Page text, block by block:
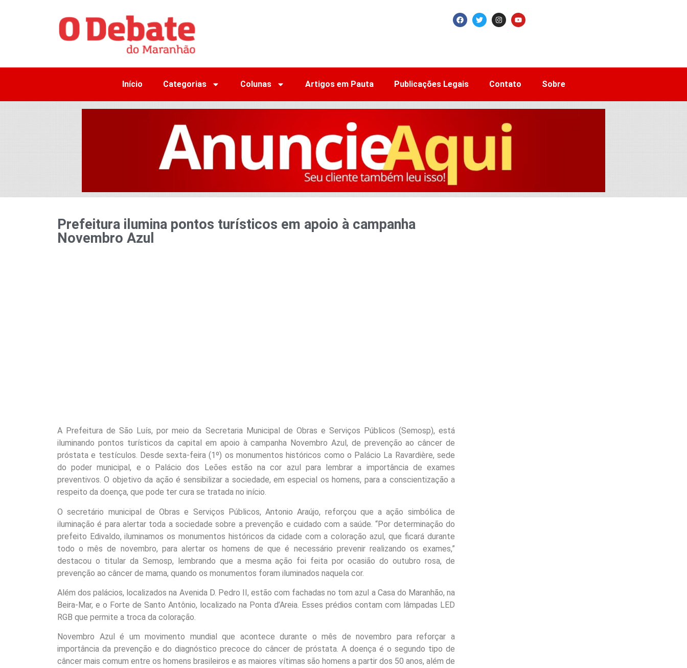
Início Categorias Colunas Artigos em Pauta Publicações Legais Contato Sobre
Prefeitura ilumina pontos turísticos em apoio à campanha
Novembro Azul
A Prefeitura de São Luís, por meio da Secretaria Municipal de Obras e Serviços Públicos (Semosp), está
iluminando pontos turísticos da capital em apoio à campanha Novembro Azul, de prevenção ao câncer de
próstata e testículos. Desde sexta-feira (1º) os monumentos históricos como o Palácio La Ravardière, sede
do poder municipal, e o Palácio dos Leões estão na cor azul para lembrar a importância de exames
preventivos. O objetivo da ação é sensibilizar a sociedade, em especial os homens, para a conscientização a
respeito da doença, que pode ter cura se tratada no início.
O secretário municipal de Obras e Serviços Públicos, Antonio Araújo, reforçou que a ação simbólica de
iluminação é para alertar toda a sociedade sobre a prevenção e cuidado com a saúde. “Por determinação do
prefeito Edivaldo, iluminamos os monumentos históricos da cidade com a coloração azul, que ficará durante
todo o mês de novembro, para alertar os homens de que é necessário prevenir realizando os exames,”
destacou o titular da Semosp, lembrando que a mesma ação foi feita por ocasião do outubro rosa, de
prevenção ao câncer de mama, quando os monumentos foram iluminados naquela cor.
Além dos palácios, localizados na Avenida D. Pedro II, estão com fachadas no tom azul a Casa do Maranhão, na
Beira-Mar, e o Forte de Santo Antônio, localizado na Ponta d’Areia. Esses prédios contam com lâmpadas LED
RGB que permite a troca da coloração.
Novembro Azul é um movimento mundial que acontece durante o mês de novembro para reforçar a
importância da prevenção e do diagnóstico precoce do câncer de próstata. A doença é o segundo tipo de
câncer mais comum entre os homens brasileiros e as maiores vítimas são homens a partir dos 50 anos, além de